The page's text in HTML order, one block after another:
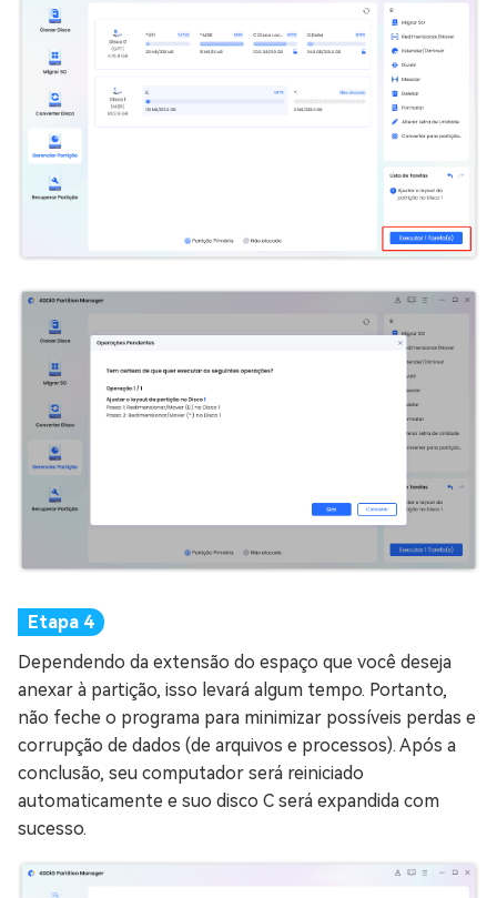
Dependendo da extensão do espaço que você deseja
anexar à partição, isso levará algum tempo. Portanto,
não feche o programa para minimizar possíveis perdas e
corrupção de dados (de arquivos e processos). Após a
conclusão, seu computador será reiniciado
automaticamente e suo disco C será expandida com
sucesso.